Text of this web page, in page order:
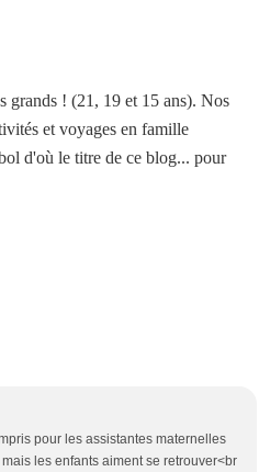
grands ! (21, 19 et 15 ans). Nos
et voyages en famille
d'où le titre de ce blog... pour
pour les assistantes maternelles
les enfants aiment se retrouver<br